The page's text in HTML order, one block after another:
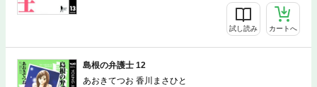
試し読み カートへ
島根の弁護士 12
あおきてつお 香川まさひと